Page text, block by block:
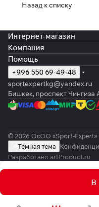
Назад к списку
В
Интернет-магазин
Компания
Помощь
+996 550 69-49-48
sportexpertkg@yandex.ru
Бишкек, проспект Чингиза
© 2026 ОсОО «Sport-Expert»
Темная тема
Разработано artProduct.ru